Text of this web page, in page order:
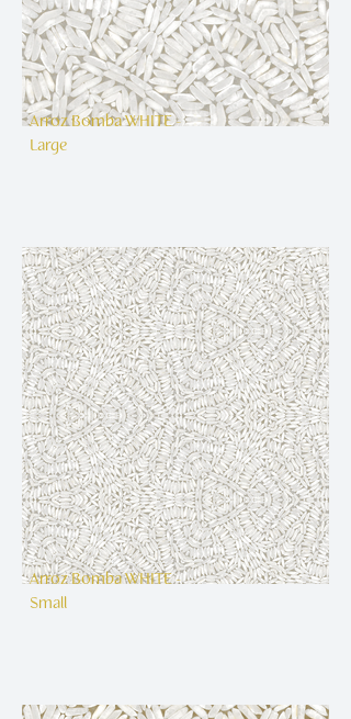
Arroz Bomba WHITE -
Large
Arroz Bomba WHITE -
Small